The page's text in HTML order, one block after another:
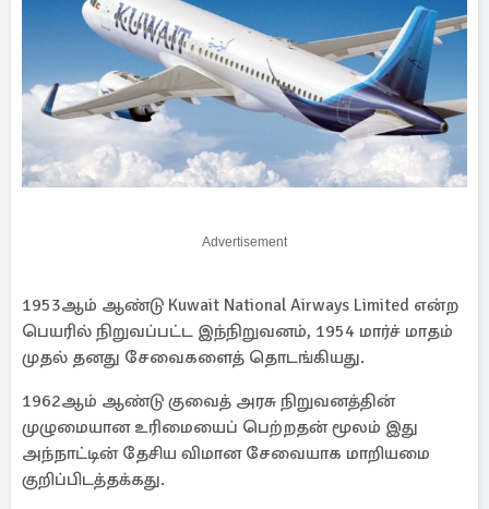
Advertisement
1953ஆம் ஆண்டு Kuwait National Airways Limited என்ற
பெயரில் நிறுவப்பட்ட இந்நிறுவனம், 1954 மார்ச் மாதம்
முதல் தனது சேவைகளைத் தொடங்கியது.
1962ஆம் ஆண்டு குவைத் அரசு நிறுவனத்தின்
முழுமையான உரிமையைப் பெற்றதன் மூலம் இது
அந்நாட்டின் தேசிய விமான சேவையாக மாறியமை
குறிப்பிடத்தக்கது.